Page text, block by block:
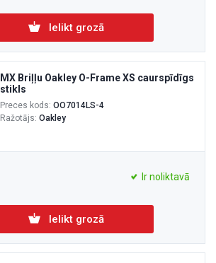
Ielikt grozā
MX Briļļu Oakley O-Frame XS caurspīdīgs
stikls
Preces kods: OO7014LS-4
Ražotājs: Oakley
Ir noliktavā
Ielikt grozā